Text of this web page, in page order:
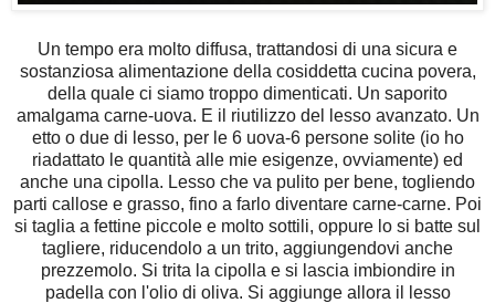
Un tempo era molto diffusa, trattandosi di una sicura e
sostanziosa alimentazione della cosiddetta cucina povera,
della quale ci siamo troppo dimenticati. Un saporito
amalgama carne-uova. E il riutilizzo del lesso avanzato. Un
etto o due di lesso, per le 6 uova-6 persone solite (io ho
riadattato le quantità alle mie esigenze, ovviamente) ed
anche una cipolla. Lesso che va pulito per bene, togliendo
parti callose e grasso, fino a farlo diventare carne-carne. Poi
si taglia a fettine piccole e molto sottili, oppure lo si batte sul
tagliere, riducendolo a un trito, aggiungendovi anche
prezzemolo. Si trita la cipolla e si lascia imbiondire in
padella con l'olio di oliva. Si aggiunge allora il lesso